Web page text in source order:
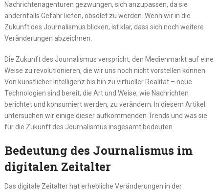
Nachrichtenagenturen gezwungen, sich anzupassen, da sie
andernfalls Gefahr liefen, obsolet zu werden. Wenn wir in die
Zukunft des Journalismus blicken, ist klar, dass sich noch weitere
Veränderungen abzeichnen.
Die Zukunft des Journalismus verspricht, den Medienmarkt auf eine
Weise zu revolutionieren, die wir uns noch nicht vorstellen können.
Von künstlicher Intelligenz bis hin zu virtueller Realität – neue
Technologien sind bereit, die Art und Weise, wie Nachrichten
berichtet und konsumiert werden, zu verändern. In diesem Artikel
untersuchen wir einige dieser aufkommenden Trends und was sie
für die Zukunft des Journalismus insgesamt bedeuten.
Bedeutung des Journalismus im
digitalen Zeitalter
Das digitale Zeitalter hat erhebliche Veränderungen in der